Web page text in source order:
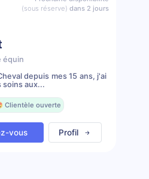
(sous réserve) dans 2 jours
équin
depuis mes 15 ans, j'ai
soins aux...
Clientèle ouverte
vous Profil